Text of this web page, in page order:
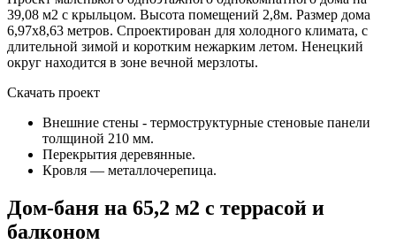
39,08 м2 с крыльцом. Высота помещений 2,8м. Размер дома
6,97х8,63 метров. Спроектирован для холодного климата, с
длительной зимой и коротким нежарким летом. Ненецкий
округ находится в зоне вечной мерзлоты.
Скачать проект
Внешние стены -­ термоструктурные стеновые панели
толщиной 210 мм.
Перекрытия деревянные.
Кровля — металлочерепица.
Дом-баня на 65,2 м2 с террасой и
балконом